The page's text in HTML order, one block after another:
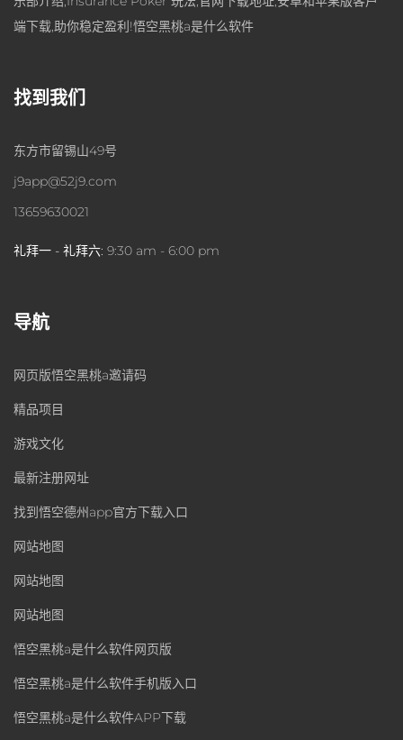
端下载,助你稳定盈利!悟空黑桃a是什么软件
找到我们
东方市留锡山49号
j9app@52j9.com
13659630021
礼拜一 - 礼拜六: 9:30 am - 6:00 pm
导航
网页版悟空黑桃a邀请码
精品项目
游戏文化
最新注册网址
找到悟空德州app官方下载入口
网站地图
网站地图
网站地图
悟空黑桃a是什么软件网页版
悟空黑桃a是什么软件手机版入口
悟空黑桃a是什么软件APP下载